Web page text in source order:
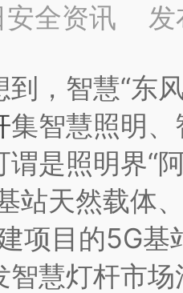
安全资讯
智慧“东风
集智慧照明
是照明界“
天然载体、
项目的5G基
智慧灯杆市场